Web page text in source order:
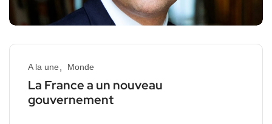
A la une Monde
La France a un nouveau
gouvernement